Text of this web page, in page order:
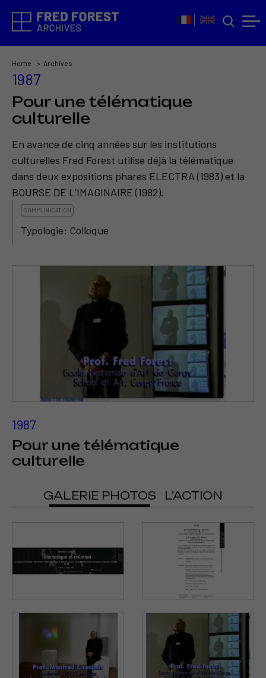
Home Archives
1987
Pour une télématique
culturelle
En avance de cinq années sur les institutions
culturelles Fred Forest utilise déjà la télématique
dans deux expositions phares ELECTRA (1983) et la
BOURSE DE L’IMAGINAIRE (1982).
COMMUNICATION
Typologie: Colloque
1987
Pour une télématique
culturelle
GALERIE PHOTOS L'ACTION